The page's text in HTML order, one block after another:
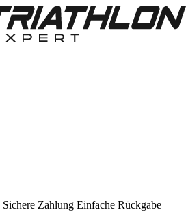
Sichere Zahlung Einfache Rückgabe